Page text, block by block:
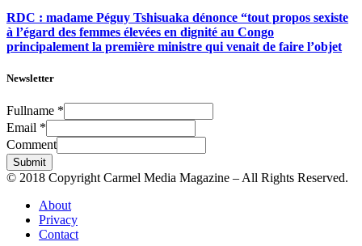
RDC : madame Péguy Tshisuaka dénonce “tout propos sexiste
à l’égard des femmes élevées en dignité au Congo
principalement la première ministre qui venait de faire l’objet
Newsletter
Fullname *
Email *
Comment
Submit
© 2018 Copyright Carmel Media Magazine – All Rights Reserved.
About
Privacy
Contact